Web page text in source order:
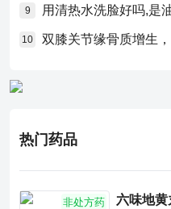
9 用清热水洗脸好吗,是
10 双膝关节缘骨质增生
热门药品
非处方药 六味地黄